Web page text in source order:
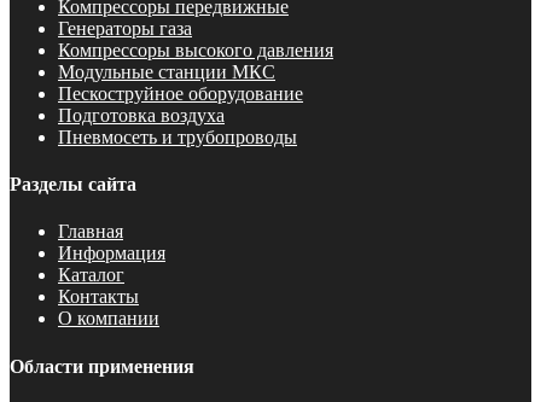
Компрессоры передвижные
Генераторы газа
Компрессоры высокого давления
Модульные станции МКС
Пескоструйное оборудование
Подготовка воздуха
Пневмосеть и трубопроводы
Разделы сайта
Главная
Информация
Каталог
Контакты
О компании
Области применения